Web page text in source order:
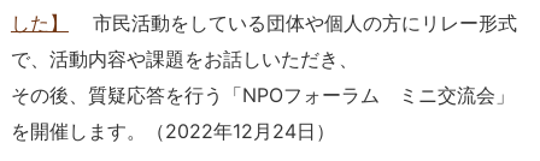
した】
市民活動をしている団体や個人の方にリレー形式
で、活動内容や課題をお話しいただき、
その後、質疑応答を行う「NPOフォーラム ミニ交流会」
を開催します。
（2022年12月24日 ）